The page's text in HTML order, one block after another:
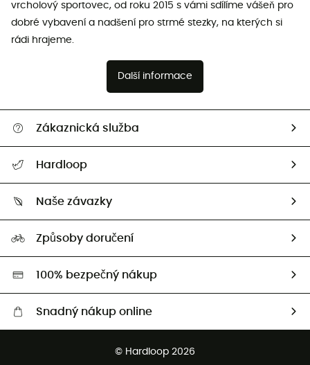
vrcholový sportovec, od roku 2015 s vámi sdílíme vášeň pro
dobré vybavení a nadšení pro strmé stezky, na kterých si
rádi hrajeme.
Další informace
Zákaznická služba
Vrácení zboží a peněz
Hardloop
Naši Ambasadoři
Naše závazky
Second hand
HardGreen
Způsoby doručení
100% bezpečný nákup
Snadný nákup online
Bezplatné vrácení do 100 dnů
© Hardloop 2026